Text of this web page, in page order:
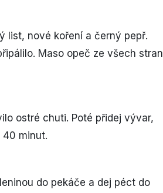
list, nové koření a černý pepř.
Maso opeč ze všech stran
ostré chuti. Poté přidej vývar,
40 minut.
do pekáče a dej péct do